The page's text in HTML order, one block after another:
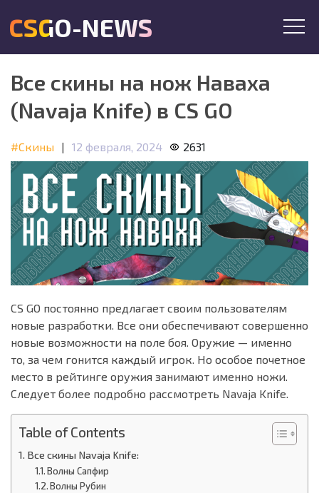
CSGO-NEWS
Все скины на нож Наваха
(Navaja Knife) в CS GO
#Скины | 12 февраля, 2024 2631
CS GO постоянно предлагает своим пользователям
новые разработки. Все они обеспечивают совершенно
новые возможности на поле боя. Оружие — именно
то, за чем гонится каждый игрок. Но особое почетное
место в рейтинге оружия занимают именно ножи.
Следует более подробно рассмотреть Navaja Knife.
Table of Contents
Все скины Navaja Knife:
Волны Сапфир
Волны Рубин